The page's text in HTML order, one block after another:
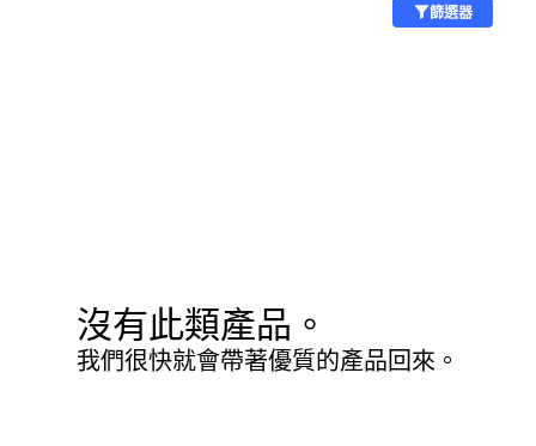
篩選器
沒有此類產品。
我們很快就會帶著優質的產品回來。